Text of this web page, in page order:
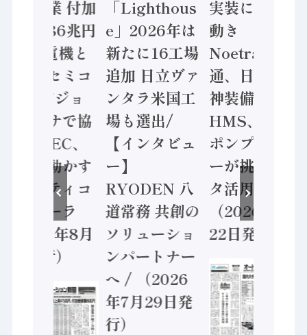
年製造業 付加
価値額86兆円
/ 三菱電機と
ソニーセミコ
ン AIビジョ
ンセンサで協
業 / IDEC、
安全に動かす
セーフティコ
ントローラ
（2026年8月
5日発行）
「Lighthous
e」2026年は
新たに16工場
追加 日立ヴァ
ンタラ米国工
場も選出/
【インタビュ
ー】
RYODEN 八
道常務 共創の
ソリューショ
ンパートナー
へ / （2026
年7月29日発
行）
実装に活発な
動き
Noetra、富士
通、日立 / 兵
神装備 ×
HMS、老舗
ポンプメーカ
ーが挑むデー
タ活用 など
（2026年7月
22日発行）